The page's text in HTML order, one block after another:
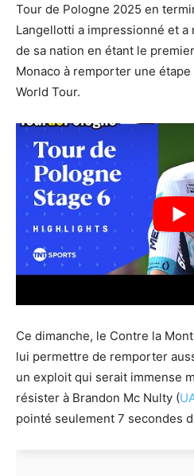
Tour de Pologne 2025 en
Langellotti a impressionné et a
de sa nation en étant le
Monaco à remporter une étape
World Tour.
Ce dimanche, le Contre la
lui permettre de remporter
un exploit qui serait immense
résister à Brandon Mc Nulty (
pointé seulement 7 secondes